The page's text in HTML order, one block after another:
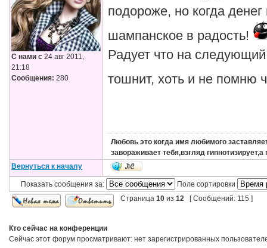
С нами с 24 авг 2011,
21:18
Сообщения: 280
подороже, но когда денег
шампанское в радость!
Радует что на
тошнит, хоть и не помню
Любовь это когда имя любимого
завораживает тебя,взгляд
Вернуться к началу
Показать сообщения за:
Поле сортировки
Страница 10 из 12 [ Сообщений: 115 ]
Кто сейчас на конференции
Сейчас этот форум просматривают: нет зарегистрированных